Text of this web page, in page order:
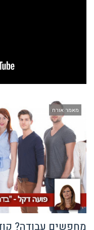
מאמר אורח
מחפשים עבודה?